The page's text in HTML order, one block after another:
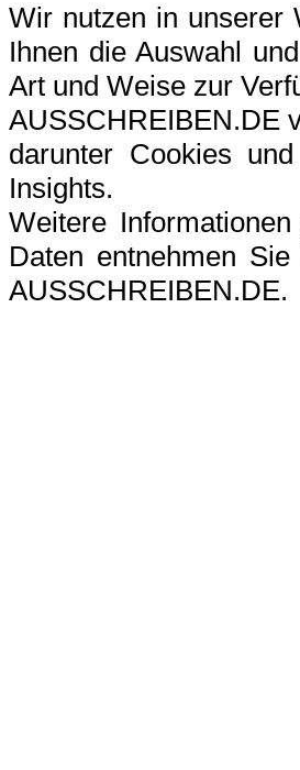
Wir nutzen in unserer
Ihnen die Auswahl
Art und Weise zur
AUSSCHREIBEN.DE
darunter Cookies
Insights.
Weitere
Daten entnehmen
AUSSCHREIBEN.DE.